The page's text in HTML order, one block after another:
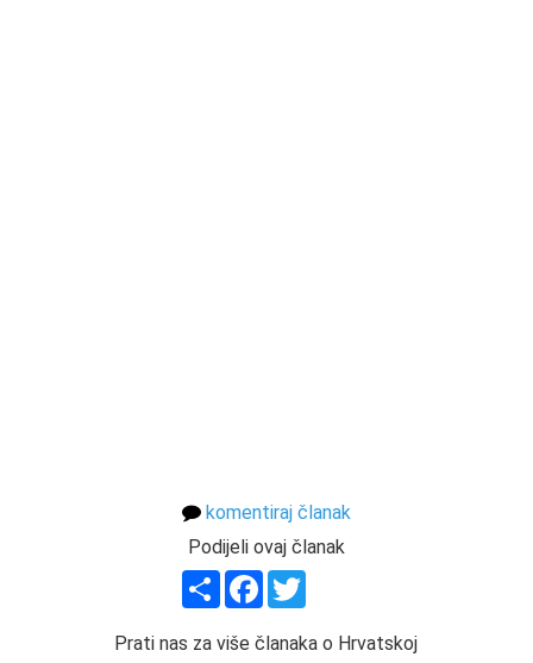
komentiraj članak
Podijeli ovaj članak
ShareFacebook
Prati nas za više članaka o Hrvatskoj